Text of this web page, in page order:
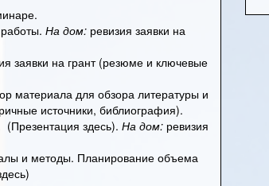
На дом: ревизия заявки на
заявки на грант (резюме и ключевые
материала для обзора литературы и
источники, библиография).
(Презентация здесь). На дом: ревизия
и методы. Планирование объема